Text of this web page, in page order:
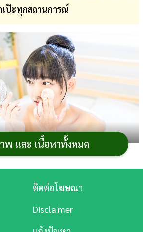
ป๊ะทุกสถานการณ์
คูชั่นกลายเป็นไอเทม
หันมาใช้แทนแป้งธรรมดา เพราะให้
พ และ เนื้อหาทั้งหมด
ติดต่อโฆษณา
Disclaimer